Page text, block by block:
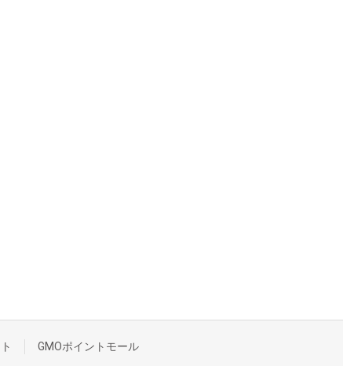
GMOポイントモール